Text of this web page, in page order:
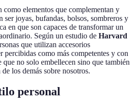
como elementos que complementan y
ser joyas, bufandas, bolsos, sombreros y
en que son capaces de transformar un
Según un estudio de Harvard
que utilizan accesorios
percibidas como más competentes y con
no solo embellecen sino que también
los demás sobre nosotros.
personal